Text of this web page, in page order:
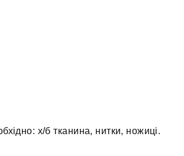
х/б тканина, нитки, ножиці.